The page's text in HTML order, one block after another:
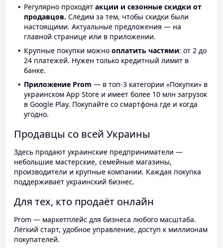
Регулярно проходят акции и сезонные скидки от
продавцов. Следим за тем, чтобы скидки были
настоящими. Актуальные предложения — на
главной странице или в приложении.
Крупные покупки можно оплатить частями: от 2 до
24 платежей. Нужен только кредитный лимит в
банке.
Приложение Prom — в топ-3 категории «Покупки» в
украинском App Store и имеет более 10 млн загрузок
в Google Play. Покупайте со смартфона где и когда
угодно.
Продавцы со всей Украины
Здесь продают украинские предприниматели —
небольшие мастерские, семейные магазины,
производители и крупные компании. Каждая покупка
поддерживает украинский бизнес.
Для тех, кто продаёт онлайн
Prom — маркетплейс для бизнеса любого масштаба.
Лёгкий старт, удобное управление, доступ к миллионам
покупателей.